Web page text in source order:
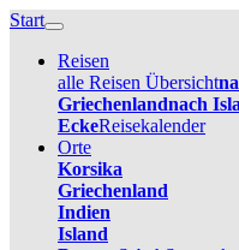
Start
Reisen
alle Reisen Übersicht
Griechenlandnach
EckeReisekalender
Orte
Korsika
Griechenland
Indien
Island